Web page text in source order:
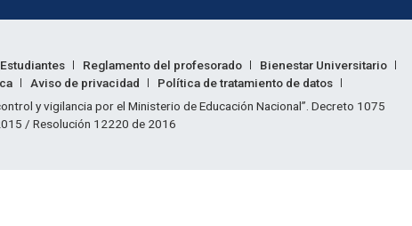
Reglamento del profesorado
Bienestar Universitario
Aviso de privacidad Política de tratamiento de datos
y vigilancia por el Ministerio de Educación Nacional”. Decreto 1075
/ Resolución 12220 de 2016